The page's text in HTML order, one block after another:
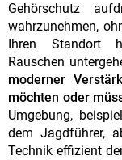
Gehörschutz
wahrzunehmen,
Ihren Standort
Rauschen
moderner
möchten oder
Umgebung,
dem Jagdführer,
Technik effizient